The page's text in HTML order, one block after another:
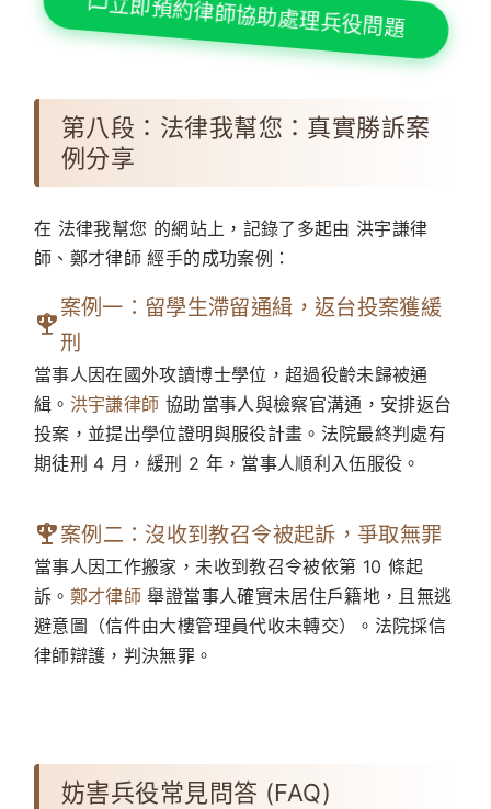
立即預約律師協助處理兵役問題
第八段：法律我幫您：真實勝訴案
例分享
在 法律我幫您 的網站上，記錄了多起由 洪宇謙律
師、鄭才律師 經手的成功案例：
案例一：留學生滯留通緝，返台投案獲緩
刑
當事人因在國外攻讀博士學位，超過役齡未歸被通
緝。 洪宇謙律師 協助當事人與檢察官溝通，安排返台
投案，並提出學位證明與服役計畫。法院最終判處有
期徒刑 4 月，緩刑 2 年，當事人順利入伍服役。
案例二：沒收到教召令被起訴，爭取無罪
當事人因工作搬家，未收到教召令被依第 10 條起
訴。 鄭才律師 舉證當事人確實未居住戶籍地，且無逃
避意圖（信件由大樓管理員代收未轉交）。法院採信
律師辯護，判決無罪。
妨害兵役常見問答 (FAQ)